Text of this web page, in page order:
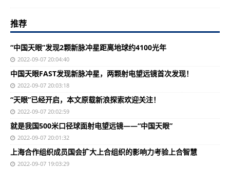
推荐
“中国天眼”发现2颗新脉冲星距离地球约4100光年
2022-09-07 20:04:40
中国天眼FAST发现新脉冲星，两颗射电望远镜首次发现！
2022-09-07 20:03:18
“天眼”已经开启，本文原载新浪探索欢迎关注！
2022-09-07 20:02:59
就是我国500米口径球面射电望远镜——“中国天眼”
2022-09-07 20:01:32
上海合作组织成员国会扩大上合组织的影响力考验上合智慧
2022-09-07 19:03:29